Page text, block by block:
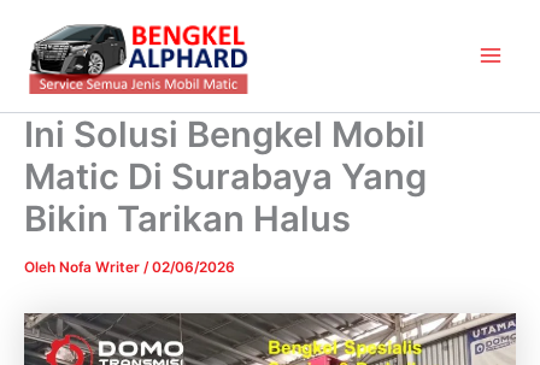
konten
Ini Solusi Bengkel Mobil
Matic Di Surabaya Yang
Bikin Tarikan Halus
Oleh Nofa Writer /02/06/2026